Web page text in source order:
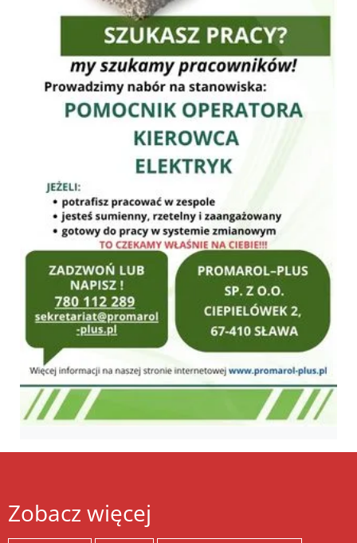
Zobacz więcej